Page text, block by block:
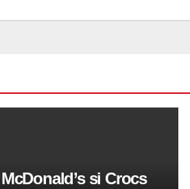
McDonald’s si Crocs